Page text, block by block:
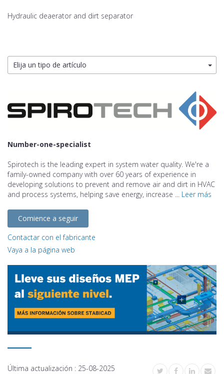
Hydraulic deaerator and dirt separator
Elija un tipo de artículo
Number-one-specialist
Spirotech is the leading expert in system water quality. We're a
family-owned company with over 60 years of experience in
developing solutions to prevent and remove air and dirt in HVAC
and process systems, helping save energy, increase ... Leer más
Comience a seguir
Contactar con el fabricante
Vaya a la página web
Última actualización : 25-08-2025